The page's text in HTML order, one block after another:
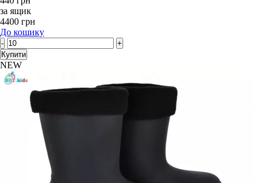
за ящик
4400 грн
До кошику
-
+
Купити
NEW